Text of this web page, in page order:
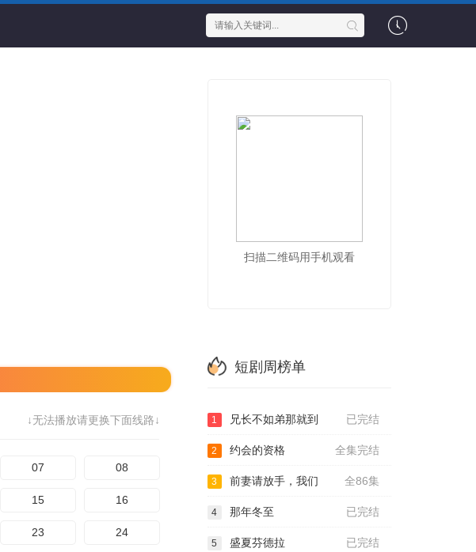
↓无法播放请更换下面线路↓
07 08
15 16
23 24
扫描二维码用手机观看
短剧周榜单
已完结
1 兄长不如弟那就到
全集完结
2 约会的资格
全86集
3 前妻请放手，我们
已完结
4 那年冬至
已完结
5 盛夏芬德拉